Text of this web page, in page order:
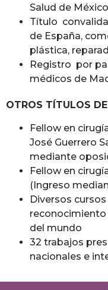
Salud de
Título
de España,
plástica,
Registro por
médicos de
OTROS TÍTULOS
Fellow en
José Guerrero
mediante
Fellow en
(Ingreso
Diversos
reconocimiento
del mundo
32 trabajos
nacionales e